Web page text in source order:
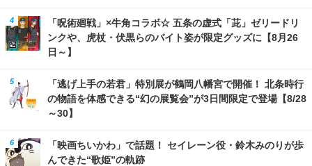
「呪術廻戦」×牛角コラボ☆ 五条の虚式「茈」ゼリードリ
ンクや、虎杖・伏黒らのバイト姿が限定グッズに【8月26
日～】
「逃げ上手の若君」特別展が鶴岡八幡宮で開催！ 北条時行
の物語を体感できる“幻の展覧会”が3日間限定で登場【8/28
～30】
「映画ちいかわ」で話題！ セイレーン役・鈴木みのりが歩
んできた“歌姫”の軌跡